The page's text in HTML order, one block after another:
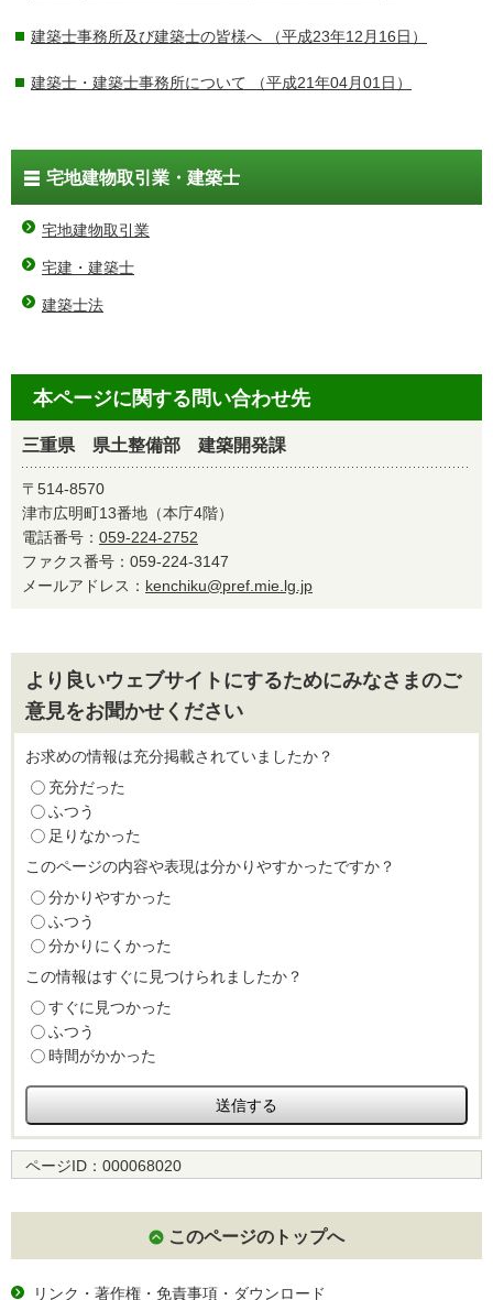
建築士事務所及び建築士の皆様へ （平成23年12月16日）
建築士・建築士事務所について （平成21年04月01日）
宅地建物取引業・建築士
宅地建物取引業
宅建・建築士
建築士法
本ページに関する問い合わせ先
三重県 県土整備部 建築開発課
〒514-8570
津市広明町13番地（本庁4階）
電話番号： 059-224-2752
ファクス番号：059-224-3147
メールアドレス： kenchiku@pref.mie.lg.jp
より良いウェブサイトにするためにみなさまのご
意見をお聞かせください
お求めの情報は充分掲載されていましたか？
充分だった
ふつう
足りなかった
このページの内容や表現は分かりやすかったですか？
分かりやすかった
ふつう
分かりにくかった
この情報はすぐに見つけられましたか？
すぐに見つかった
ふつう
時間がかかった
ページID： 000068020
このページのトップへ
リンク・著作権・免責事項・ダウンロード